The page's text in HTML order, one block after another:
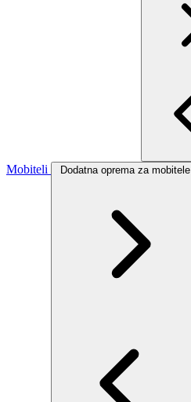
Mobiteli Dodatna oprema za mobitele